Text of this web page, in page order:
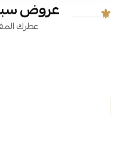
عروض
عطرك